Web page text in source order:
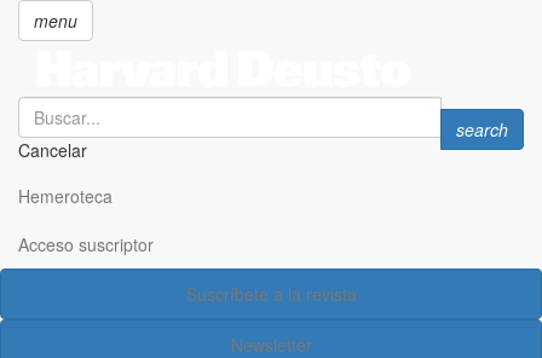
principal
menu
Search
Cancelar
Search
search
Hemeroteca
Acceso suscriptor
Suscríbete a la revista
Newsletter
Acceso suscriptor